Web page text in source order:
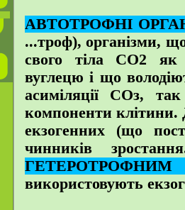
АВТОТРОФНІ
...троф), організми,
свого тіла CO2 як
вуглецю і що
асиміляції СОз,
компоненти клітини.
екзогенних (що
чинників
використовують